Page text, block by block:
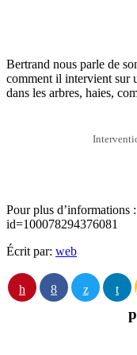
Bertrand nous parle de
comment il intervient sur
dans les arbres, haies,
Pour plus
id=100078294376081
Écrit par: web